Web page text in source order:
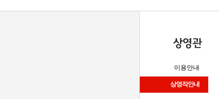
이용안내
상영작안내